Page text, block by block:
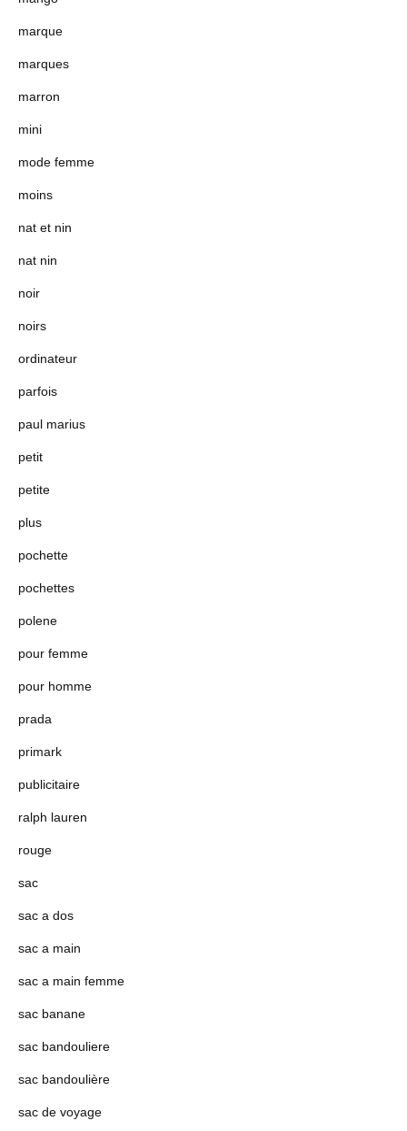
marque
marques
marron
mini
mode femme
moins
nat et nin
nat nin
noir
noirs
ordinateur
parfois
paul marius
petit
petite
plus
pochette
pochettes
polene
pour femme
pour homme
prada
primark
publicitaire
ralph lauren
rouge
sac
sac a dos
sac a main
sac a main femme
sac banane
sac bandouliere
sac bandoulière
sac de voyage